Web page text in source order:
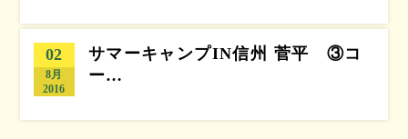
02
8月
2016
サマーキャンプIN信州 菅平 ③コ
ー…